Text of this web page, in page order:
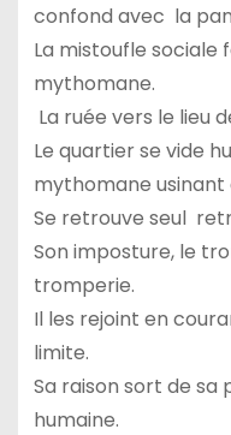
confond avec la
La mistoufle sociale
mythomane.
La ruée vers le lieu
Le quartier se vide
mythomane
Se retrouve seul
Son imposture, le
tromperie.
Il les rejoint en
limite.
Sa raison sort de sa
humaine.